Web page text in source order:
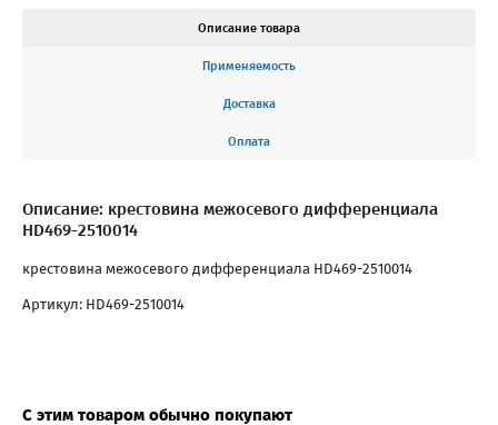
Описание товара
Применяемость
Доставка
Оплата
Описание: крестовина межосевого дифференциала
HD469-2510014
крестовина межосевого дифференциала HD469-2510014
Артикул: HD469-2510014
С этим товаром обычно покупают